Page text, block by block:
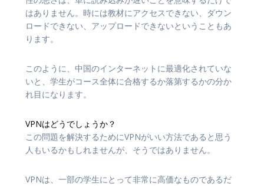
はありません。時には教材にアクセスできない、ダウン
ロードできない、アップロードできないということもあ
ります。
このように、中国のインターネットに最適化されていな
いと、学生がコース全体に合格するか落第するかの分か
れ目になります。
VPNはどうでしょうか？
この問題を解決するためにVPNがいい方法であると思う
人もいるかもしれませんが、そうではありません。
VPNは、一部の学生にとって非常に高価なものであるだ